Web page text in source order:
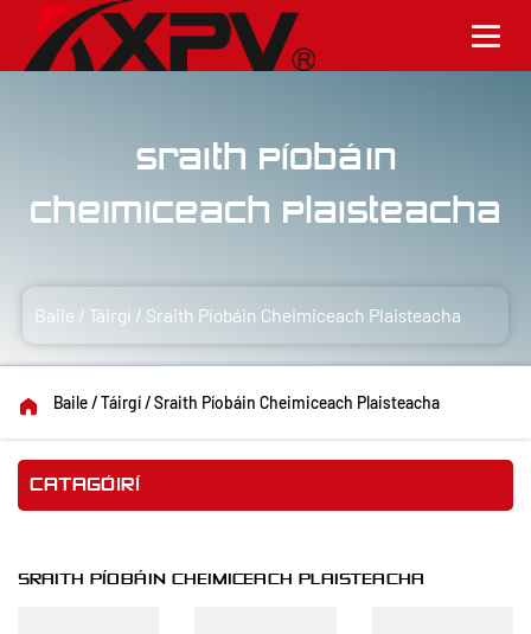
Sraith Píobáin
Cheimiceach Plaisteacha
Baile /Táirgí / Sraith Píobáin Cheimiceach Plaisteacha
Baile/Táirgí/Sraith Píobáin Cheimiceach Plaisteacha
CATAGÓIRÍ
SRAITH PÍOBÁIN CHEIMICEACH PLAISTEACHA